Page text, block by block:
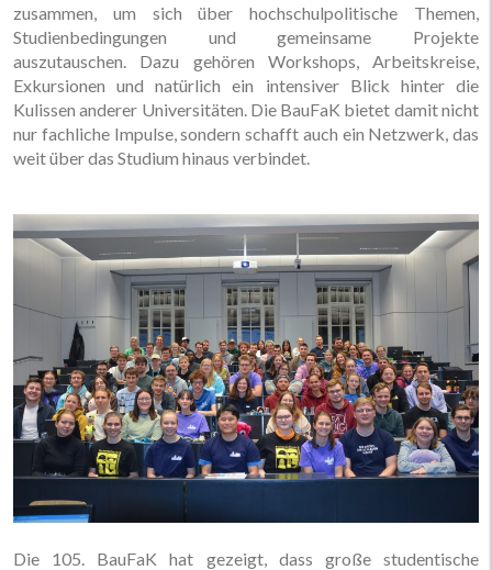
zusammen, um sich über hochschulpolitische Themen,
Studienbedingungen und gemeinsame Projekte
auszutauschen. Dazu gehören Workshops, Arbeitskreise,
Exkursionen und natürlich ein intensiver Blick hinter die
Kulissen anderer Universitäten. Die BauFaK bietet damit nicht
nur fachliche Impulse, sondern schafft auch ein Netzwerk, das
weit über das Studium hinaus verbindet.
Die 105. BauFaK hat gezeigt, dass große studentische